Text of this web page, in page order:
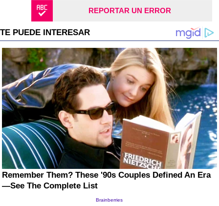
REPORTAR UN ERROR